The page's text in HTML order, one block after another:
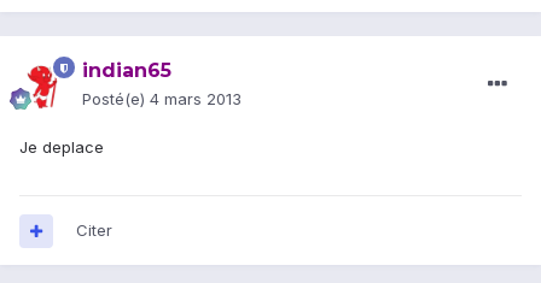
indian65
Posté(e) 4 mars 2013
Je deplace
Citer